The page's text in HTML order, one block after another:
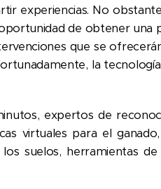
experiencias. No
de obtener una
que se
la
expertos de
virtuales para el
suelos, herramientas